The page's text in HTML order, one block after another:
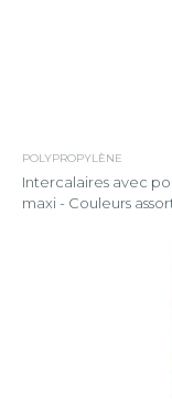
POLYPROPYLÈNE
Intercalaires avec
maxi - Couleurs